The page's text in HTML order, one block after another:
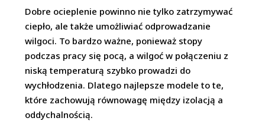
Dobre ocieplenie powinno nie tylko zatrzymywać
ciepło, ale także umożliwiać odprowadzanie
wilgoci. To bardzo ważne, ponieważ stopy
podczas pracy się pocą, a wilgoć w połączeniu z
niską temperaturą szybko prowadzi do
wychłodzenia. Dlatego najlepsze modele to te,
które zachowują równowagę między izolacją a
oddychalnością.